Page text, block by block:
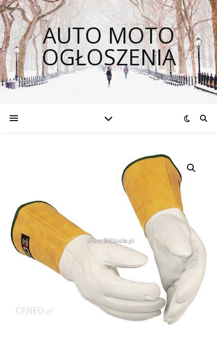
AUTO MOTO
OGŁOSZENIA